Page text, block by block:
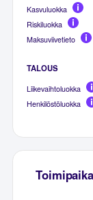
Kasvuluokka
Riskiluokka
Maksuviivetieto
TALOUS
Liikevaihtoluokka
Henkilöstöluokka